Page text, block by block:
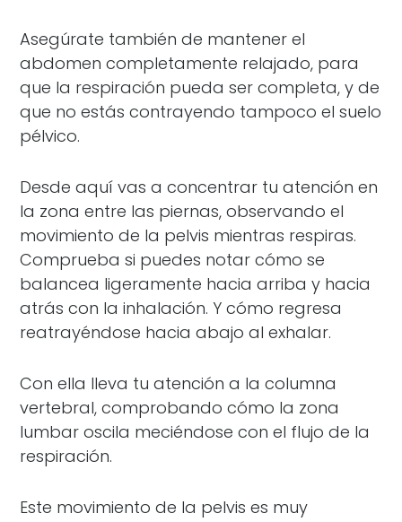
Asegúrate también de mantener el
abdomen completamente relajado, para
que la respiración pueda ser completa, y de
que no estás contrayendo tampoco el suelo
pélvico.
Desde aquí vas a concentrar tu atención en
la zona entre las piernas, observando el
movimiento de la pelvis mientras respiras.
Comprueba si puedes notar cómo se
balancea ligeramente hacia arriba y hacia
atrás con la inhalación. Y cómo regresa
reatrayéndose hacia abajo al exhalar.
Con ella lleva tu atención a la columna
vertebral, comprobando cómo la zona
lumbar oscila meciéndose con el flujo de la
respiración.
Este movimiento de la pelvis es muy